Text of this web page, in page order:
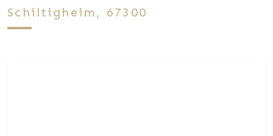
Schiltigheim, 67300